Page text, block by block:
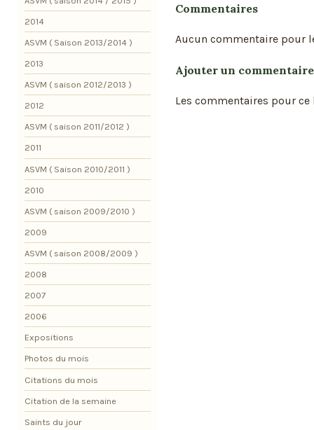
Commentaires
Aucun commentaire pour
Ajouter un commentaire
Les commentaires pour
2014
ASVM ( Saison 2013/2014 )
2013
ASVM ( saison 2012/2013 )
2012
ASVM ( saison 2011/2012 )
2011
ASVM ( Saison 2010/2011 )
2010
ASVM ( saison 2009/2010 )
2009
ASVM ( saison 2008/2009 )
2008
2007
2006
Expositions
Photos du mois
Citations du mois
Citation de la semaine
Saints du jour